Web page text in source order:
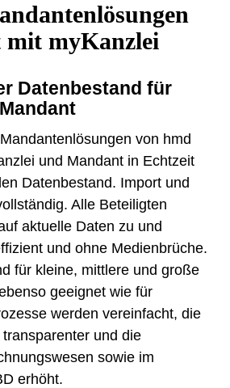
mit myKanzlei
Datenbestand für
von hmd
und Mandant in Echtzeit
Datenbestand. Import und
Alle Beteiligten
aktuelle Daten zu und
und ohne Medienbrüche.
für kleine, mittlere und große
geeignet wie für
werden vereinfacht, die
und die
sowie im
erhöht.